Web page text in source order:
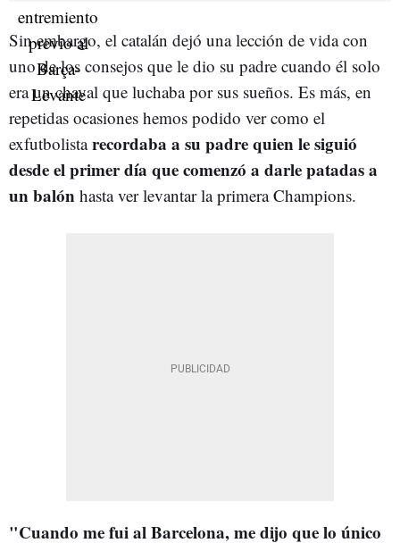
Sin embargo, el catalán dejó una lección de vida con
uno de los consejos que le dio su padre cuando él solo
era un chaval que luchaba por sus sueños. Es más, en
repetidas ocasiones hemos podido ver como el
exfutbolistarecordaba a su padre quien le siguió
desde el primer día que comenzó a darle patadas a
un balón hasta ver levantar la primera Champions.
"Cuando me fui al Barcelona, me dijo que lo único